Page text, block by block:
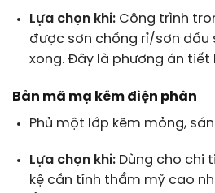
Lựa chọn khi:Công trình
được sơn chống rỉ/sơn dầu
xong. Đây là phương án tiết
Bản mã mạ kẽm điện phân
Phủ một lớp kẽm mỏng,
Lựa chọn khi:Dùng cho chi
kệ cần tính thẩm mỹ cao